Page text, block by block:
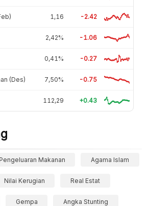
1,16 -2.42
2,42% -1.06
0,41% -0.27
(Des) 7,50% -0.75
112,29 +0.43
Pengeluaran Makanan Agama Islam
Nilai Kerugian Real Estat
Gempa Angka Stunting